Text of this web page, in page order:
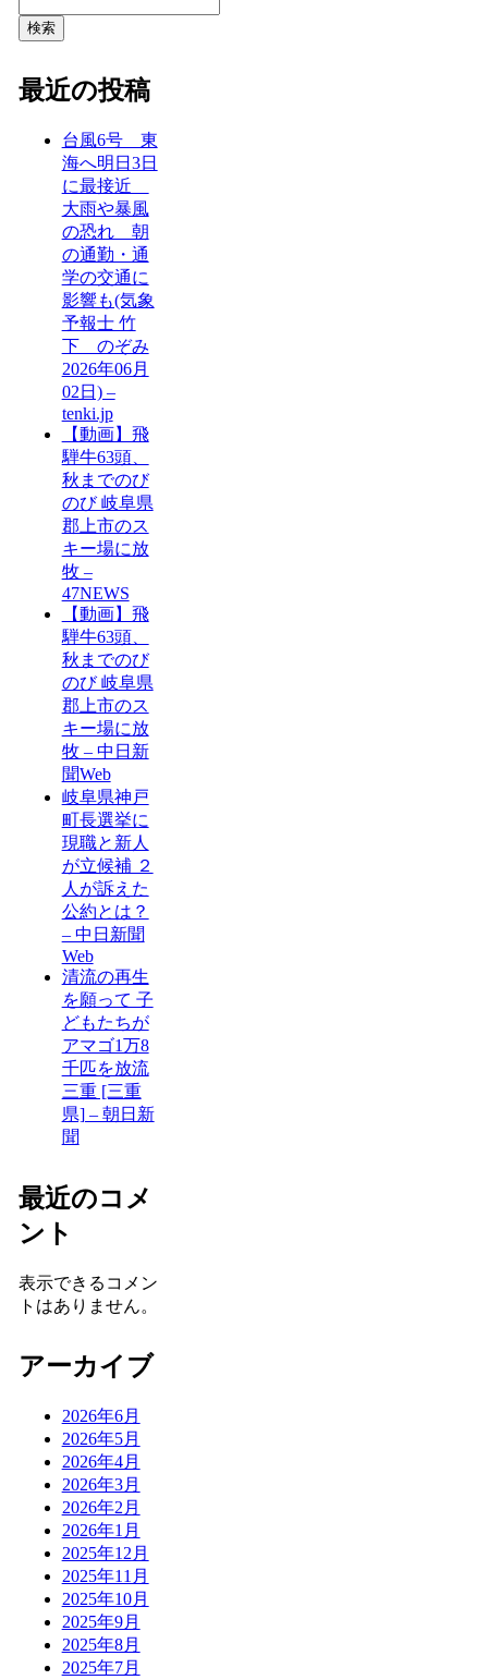
検索
最近の投稿
台風6号 東
海へ明日3日
に最接近
大雨や暴風
の恐れ 朝
の通勤・通
学の交通に
影響も(気象
予報士 竹
下 のぞみ
2026年06月
02日) –
tenki.jp
【動画】飛
騨牛63頭、
秋までのび
のび 岐阜県
郡上市のス
キー場に放
牧 –
47NEWS
【動画】飛
騨牛63頭、
秋までのび
のび 岐阜県
郡上市のス
キー場に放
牧 – 中日新
聞Web
岐阜県神戸
町長選挙に
現職と新人
が立候補 ２
人が訴えた
公約とは？
– 中日新聞
Web
清流の再生
を願って 子
どもたちが
アマゴ1万8
千匹を放流
三重 [三重
県] – 朝日新
聞
最近のコメ
ント
表示できるコメン
トはありません。
アーカイブ
2026年6月
2026年5月
2026年4月
2026年3月
2026年2月
2026年1月
2025年12月
2025年11月
2025年10月
2025年9月
2025年8月
2025年7月